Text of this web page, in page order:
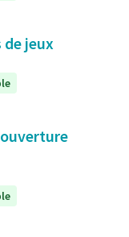
de jeux